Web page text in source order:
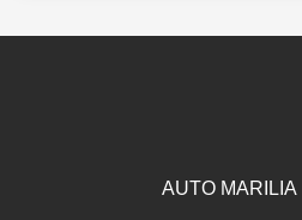
AUTO MARILIA